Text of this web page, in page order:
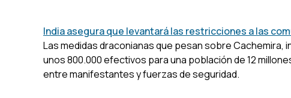
India asegura que levantará las restricciones a las
Las medidas draconianas que pesan sobre Cachemira,
unos 800.000 efectivos para una población de 12
entre manifestantes y fuerzas de seguridad.